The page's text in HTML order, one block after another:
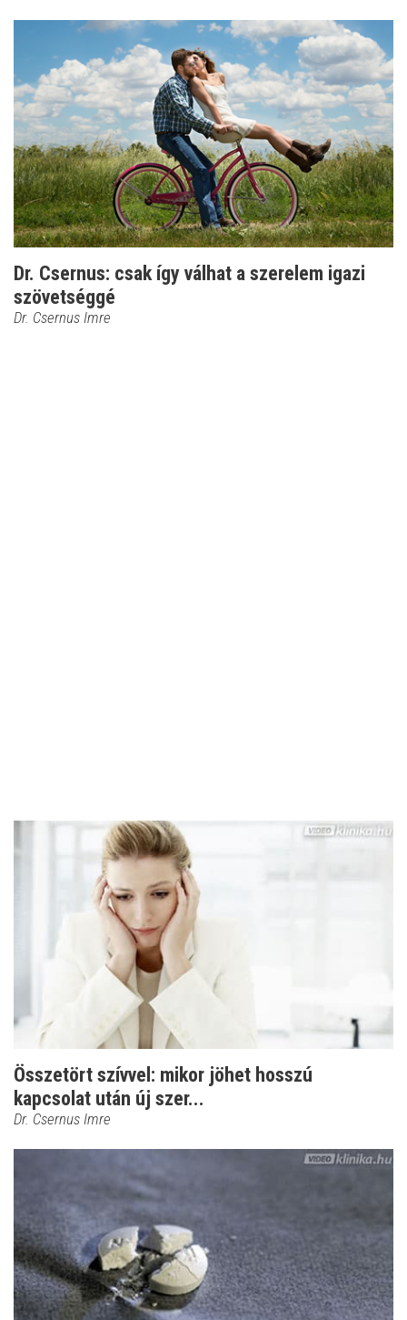
Dr. Csernus: csak így válhat a szerelem igazi
szövetséggé
Dr. Csernus Imre
Összetört szívvel: mikor jöhet hosszú
kapcsolat után új szer...
Dr. Csernus Imre